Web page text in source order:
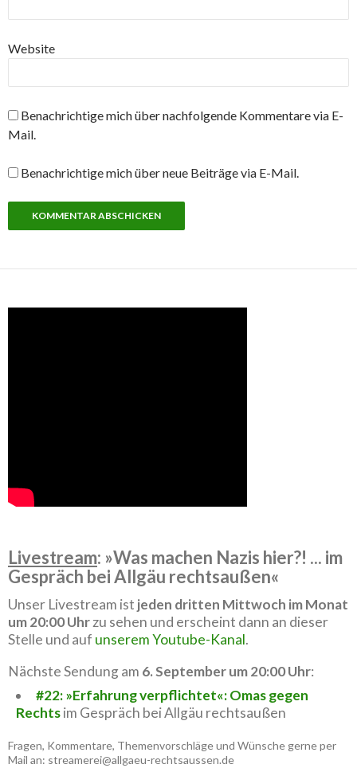
Website
Benachrichtige mich über nachfolgende Kommentare via E-
Mail.
Benachrichtige mich über neue Beiträge via E-Mail.
Livestream: »Was machen Nazis hier?! ... im
Gespräch bei Allgäu rechtsaußen«
Unser Livestream ist jeden dritten Mittwoch im Monat
um 20:00 Uhrzu sehen und erscheint dann an dieser
Stelle und auf unserem Youtube-Kanal.
Nächste Sendung am 6. September um 20:00 Uhr:
#22: »Erfahrung verpflichtet«: Omas gegen
Rechtsim Gespräch bei Allgäu rechtsaußen
Fragen, Kommentare, Themenvorschläge und Wünsche gerne per
Mail an: streamerei@allgaeu-rechtsaussen.de